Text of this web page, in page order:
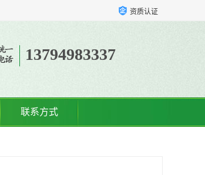
资质认证
13794983337
联系方式